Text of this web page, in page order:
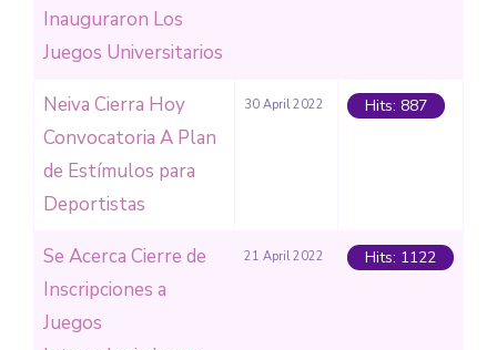
Inauguraron Los
Juegos Universitarios
Neiva Cierra Hoy
Convocatoria A Plan
de Estímulos para
Deportistas
30 April 2022 Hits: 887
Se Acerca Cierre de
Inscripciones a
Juegos
21 April 2022 Hits: 1122